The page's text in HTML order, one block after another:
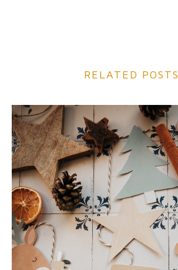
RELATED POSTS